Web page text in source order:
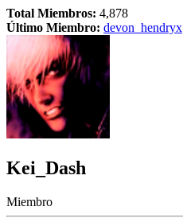
Total Miembros: 4,878
Último Miembro: devon_hendryx
Kei_Dash
Miembro